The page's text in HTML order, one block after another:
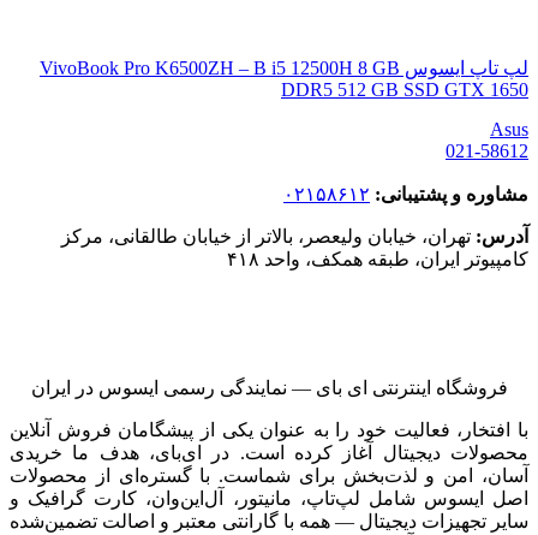
لپ تاپ ایسوس VivoBook Pro K6500ZH – B i5 12500H 8 GB
DDR5 512 GB SSD GTX 1650
Asus
021-58612
مشاوره و پشتیبانی: ۰۲۱۵۸۶۱۲
آدرس: تهران، خیابان ولیعصر، بالاتر از خیابان طالقانی، مرکز
کامپیوتر ایران، طبقه همکف، واحد ۴۱۸
فروشگاه اینترنتی ای‌ بای — نمایندگی رسمی ایسوس در ایران
با افتخار، فعالیت خود را به عنوان یکی از پیشگامان فروش آنلاین
محصولات دیجیتال آغاز کرده است. در ای‌بای، هدف ما خریدی
آسان، امن و لذت‌بخش برای شماست. با گستره‌ای از محصولات
اصل ایسوس شامل لپ‌تاپ، مانیتور، آل‌این‌وان، کارت گرافیک و
سایر تجهیزات دیجیتال — همه با گارانتی معتبر و اصالت تضمین‌شده